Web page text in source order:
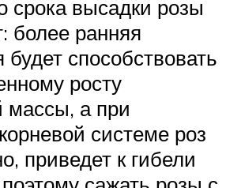
срока высадки розы
более ранняя
способствовать
росту
массы, а при
системе роз
приведет к гибели